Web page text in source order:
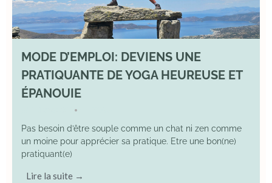
MODE D’EMPLOI: DEVIENS UNE
PRATIQUANTE DE YOGA HEUREUSE ET
ÉPANOUIE
•
Pas besoin d’être souple comme un chat ni zen comme
un moine pour apprécier sa pratique. Etre une bon(ne)
pratiquant(e)
Lire la suite →